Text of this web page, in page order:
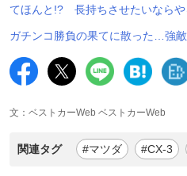
てほんと!? 長持ちさせたいならや
ガチンコ勝負の果てに散った…強
文：ベストカーWeb ベストカーWeb
関連タグ #マツダ #CX-3